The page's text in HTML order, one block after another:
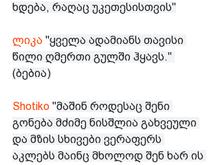
ხდება, რაღაც უკეთესისთვის"
ლიკა "ყველა ადამიანს თავისი
წილი ღმერთი გულში ჰყავს."
(ბებია)
Shotiko "მაშინ როდესაც შენი
გონება მძიმე ნისშლია გახვეული
და მზის სხივები ვერაფერს
აკლებს მაინც მხოლოდ შენ ხარ ის